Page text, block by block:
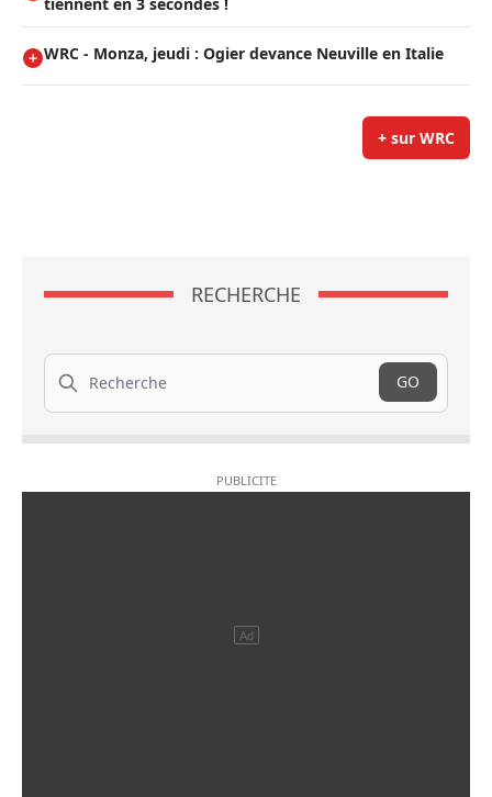
WRC - Monza, jeudi : Ogier devance Neuville en Italie
+ sur WRC
RECHERCHE
Recherche
GO